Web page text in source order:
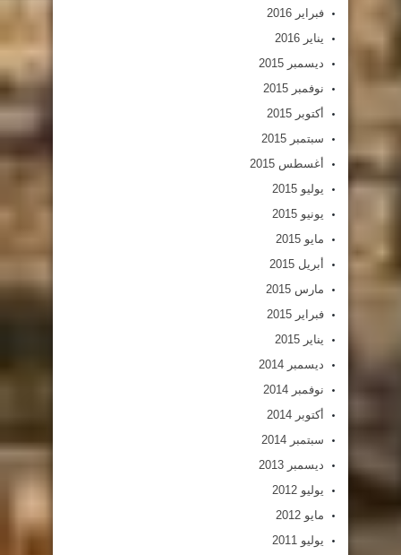
فبراير 2016
يناير 2016
ديسمبر 2015
نوفمبر 2015
أكتوبر 2015
سبتمبر 2015
أغسطس 2015
يوليو 2015
يونيو 2015
مايو 2015
أبريل 2015
مارس 2015
فبراير 2015
يناير 2015
ديسمبر 2014
نوفمبر 2014
أكتوبر 2014
سبتمبر 2014
ديسمبر 2013
يوليو 2012
مايو 2012
يوليو 2011